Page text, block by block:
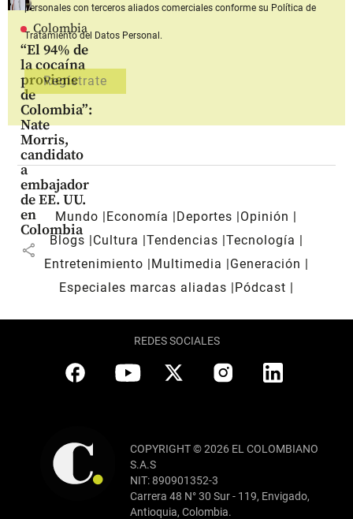
Colombia
“El 94% de
la cocaína
proviene
de
Colombia”:
Nate
Morris,
candidato
a
embajador
de EE. UU.
en
Colombia
share
personales con terceros aliados comerciales conforme su Política de
Tratamiento del Datos Personal.
Mundo Economía Deportes
Opinión
Blogs
Cultura Tendencias Tecnología
Entretenimiento
Multimedia
Generación
Especiales marcas aliadas
Pódcast
REDES SOCIALES
COPYRIGHT © 2026 EL COLOMBIANO
S.A.S
NIT: 890901352-3
Carrera 48 N° 30 Sur - 119, Envigado,
Antioquia, Colombia.